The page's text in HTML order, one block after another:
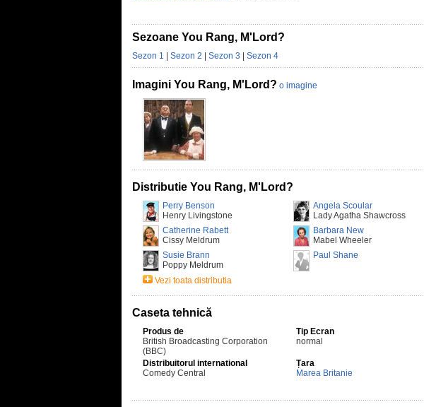
Sezoane You Rang, M'Lord?
Sezon 1 Sezon 2 Sezon 3 Sezon 4
Imagini You Rang, M'Lord? o imagine
Distributie You Rang, M'Lord?
Perry Benson
Henry Livingstone
Angela Scoular
Lady Agatha Shawcross
Catherine Rabett
Cissy Meldrum
Barbara New
Mabel Wheeler
Susie Brann
Poppy Meldrum
Paul Shane
Vezi toata distributia
Caseta tehnică
Produs de
British Broadcasting Corporation
(BBC)
Tip Ecran
normal
Distribuitorul international
Comedy Central
Țara
Marea Britanie